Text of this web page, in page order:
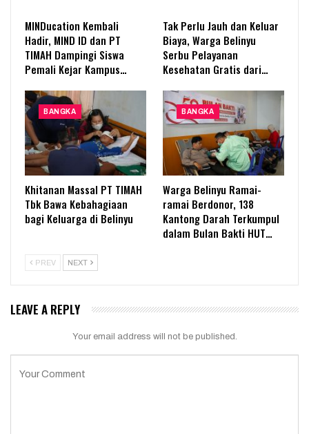
MINDucation Kembali
Hadir, MIND ID dan PT
TIMAH Dampingi Siswa
Pemali Kejar Kampus…
Tak Perlu Jauh dan Keluar
Biaya, Warga Belinyu
Serbu Pelayanan
Kesehatan Gratis dari…
BANGKA
Khitanan Massal PT TIMAH
Tbk Bawa Kebahagiaan
bagi Keluarga di Belinyu
BANGKA
Warga Belinyu Ramai-
ramai Berdonor, 138
Kantong Darah Terkumpul
dalam Bulan Bakti HUT…
PREV NEXT
LEAVE A REPLY
Your email address will not be published.